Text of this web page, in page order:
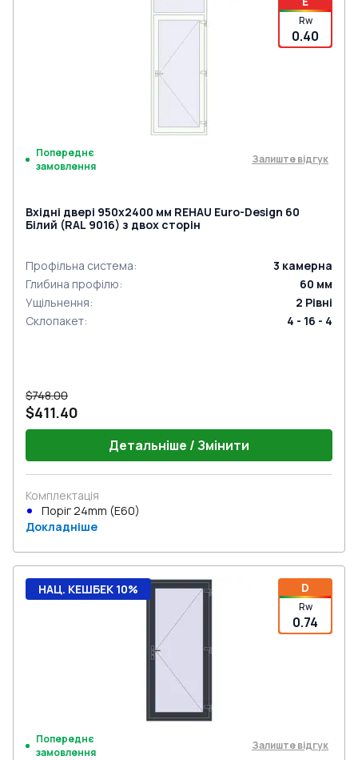
Rw
0.40
Попереднє
замовлення
Залиште відгук
Вхідні двері 950x2400 мм REHAU Euro-Design 60
Білий (RAL 9016) з двох сторін
Профільна система: 3 камерна
Глибина профілю: 60 мм
Ущільнення: 2 Рівні
Склопакет: 4 - 16 - 4
$748.00
$411.40
Детальніше / Змінити
Комплектація
Поріг 24mm (E60)
Докладніше
D
Rw
0.74
НАЦ. КЕШБЕК 10%
Попереднє
замовлення
Залиште відгук